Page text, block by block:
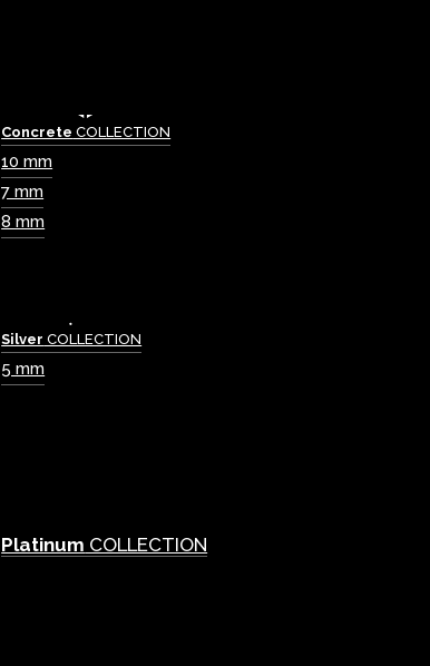
Concrete COLLECTION
10 mm
7 mm
8 mm
Silver COLLECTION
5 mm
Platinum COLLECTION